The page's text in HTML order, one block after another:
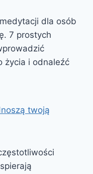
dla osób
7 prostych
życia i odnaleźć
twoją